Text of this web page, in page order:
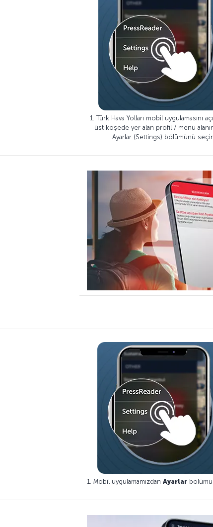
1. Türk Hava Yolları mobil uygulamasını
üst köşede yer alan profil / menü
Ayarlar (Settings) bölümünü
1. Mobil uygulamamızdan Ayarlar